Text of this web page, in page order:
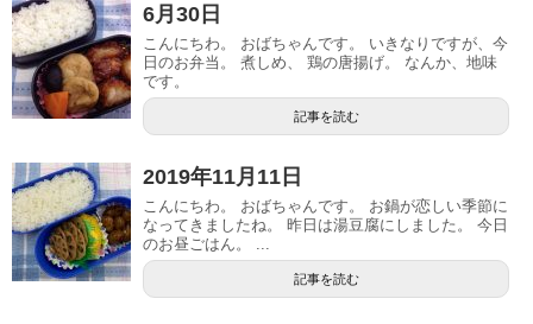
6月30日
こんにちわ。 おばちゃんです。 いきなりですが、今
日のお弁当。 煮しめ、 鶏の唐揚げ。 なんか、地味
です。
記事を読む
2019年11月11日
こんにちわ。 おばちゃんです。 お鍋が恋しい季節に
なってきましたね。 昨日は湯豆腐にしました。 今日
のお昼ごはん。 ...
記事を読む